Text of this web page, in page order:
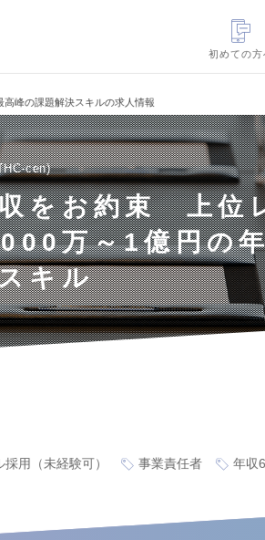
初めての方
峰の課題解決スキルの求人情報
cen
をお約束 上位
万～1億円の
キル
用（未経験可） 事業責任者
年収